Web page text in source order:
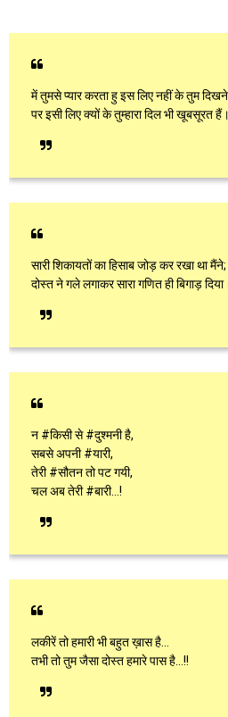
में तुमसे प्यार करता हु इस लिए नहीं के तुम
पर इसी लिए क्यों के तुम्हारा दिल भी खूबसूरत हैं।
सारी शिकायतों का हिसाब जोड़ कर रखा था मैंने;
दोस्त ने गले लगाकर सारा गणित ही बिगाड़
न #किसी से #दुश्मनी है,
सबसे अपनी #यारी,
तेरी #सौतन तो पट गयी,
चल अब तेरी #बारी…!
लकीरें तो हमारी भी बहुत ख़ास है…
तभी तो तुम जैसा दोस्त हमारे पास है…!!